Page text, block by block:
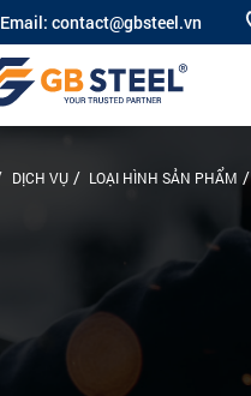
Email: contact@gbsteel.vn
DỊCH VỤ LOẠI HÌNH SẢN PHẨM